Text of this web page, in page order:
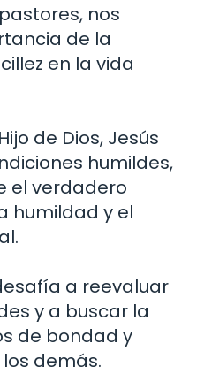
nos
de la
en la vida
de Dios, Jesús
humildes,
el verdadero
humildad y el
a reevaluar
y a buscar la
de bondad y
demás.